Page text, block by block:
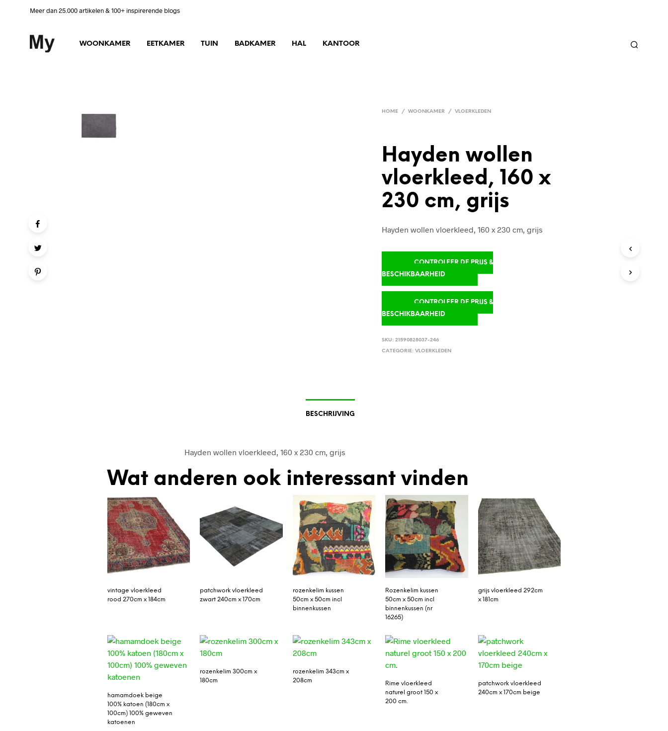
Meer dan 25.000 artikelen & 100+ inspirerende blogs
WOONKAMER EETKAMER TUIN BADKAMER HAL KANTOOR
HOME / WOONKAMER / VLOERKLEDEN
Hayden wollen
vloerkleed, 160 x
230 cm, grijs
Hayden wollen vloerkleed, 160 x 230 cm, grijs
CONTROLEER DE PRIJS &
BESCHIKBAARHEID
CONTROLEER DE PRIJS &
BESCHIKBAARHEID
SKU:21590828037-246
CATEGORIE:VLOERKLEDEN
BESCHRIJVING
Hayden wollen vloerkleed, 160 x 230 cm, grijs
Wat anderen ook interessant vinden
vintage vloerkleed
rood 270cm x 184cm
patchwork vloerkleed
zwart 240cm x 170cm
rozenkelim kussen
50cm x 50cm incl
binnenkussen
Rozenkelim kussen
50cm x 50cm incl
binnenkussen (nr
16265)
grijs vloerkleed 292cm
x 181cm
hamamdoek beige
100% katoen (180cm x
100cm) 100% geweven
katoenen
rozenkelim 300cm x
180cm
rozenkelim 343cm x
208cm
Rime vloerkleed
naturel groot 150 x
200 cm.
patchwork vloerkleed
240cm x 170cm beige